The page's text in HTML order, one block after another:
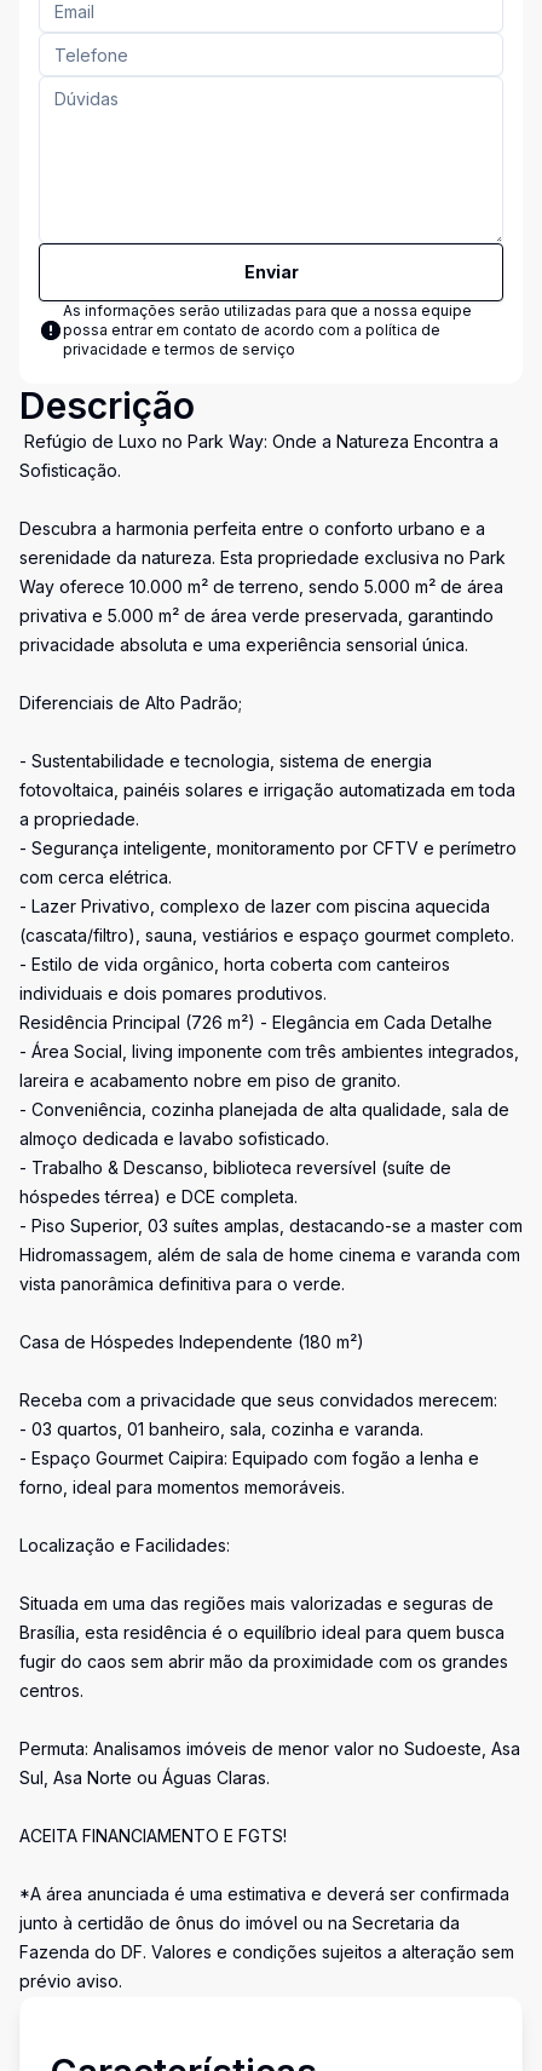
Enviar
As informações serão utilizadas para que a nossa equipe
possa entrar em contato de acordo com a política de
privacidade e termos de serviço
Descrição
Refúgio de Luxo no Park Way: Onde a Natureza Encontra a
Sofisticação.
Descubra a harmonia perfeita entre o conforto urbano e a
serenidade da natureza. Esta propriedade exclusiva no Park
Way oferece 10.000 m² de terreno, sendo 5.000 m² de área
privativa e 5.000 m² de área verde preservada, garantindo
privacidade absoluta e uma experiência sensorial única.
Diferenciais de Alto Padrão;
- Sustentabilidade e tecnologia, sistema de energia
fotovoltaica, painéis solares e irrigação automatizada em toda
a propriedade.
- Segurança inteligente, monitoramento por CFTV e perímetro
com cerca elétrica.
- Lazer Privativo, complexo de lazer com piscina aquecida
(cascata/filtro), sauna, vestiários e espaço gourmet completo.
- Estilo de vida orgânico, horta coberta com canteiros
individuais e dois pomares produtivos.
Residência Principal (726 m²) - Elegância em Cada Detalhe
- Área Social, living imponente com três ambientes integrados,
lareira e acabamento nobre em piso de granito.
- Conveniência, cozinha planejada de alta qualidade, sala de
almoço dedicada e lavabo sofisticado.
- Trabalho & Descanso, biblioteca reversível (suíte de
hóspedes térrea) e DCE completa.
- Piso Superior, 03 suítes amplas, destacando-se a master com
Hidromassagem, além de sala de home cinema e varanda com
vista panorâmica definitiva para o verde.
Casa de Hóspedes Independente (180 m²)
Receba com a privacidade que seus convidados merecem:
- 03 quartos, 01 banheiro, sala, cozinha e varanda.
- Espaço Gourmet Caipira: Equipado com fogão a lenha e
forno, ideal para momentos memoráveis.
Localização e Facilidades:
Situada em uma das regiões mais valorizadas e seguras de
Brasília, esta residência é o equilíbrio ideal para quem busca
fugir do caos sem abrir mão da proximidade com os grandes
centros.
Permuta: Analisamos imóveis de menor valor no Sudoeste, Asa
Sul, Asa Norte ou Águas Claras.
ACEITA FINANCIAMENTO E FGTS!
*A área anunciada é uma estimativa e deverá ser confirmada
junto à certidão de ônus do imóvel ou na Secretaria da
Fazenda do DF. Valores e condições sujeitos a alteração sem
prévio aviso.